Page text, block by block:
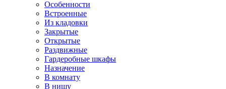
Особенности
Встроенные
Из кладовки
Закрытые
Открытые
Раздвижные
Гардеробные шкафы
Назначение
В комнату
В нишу